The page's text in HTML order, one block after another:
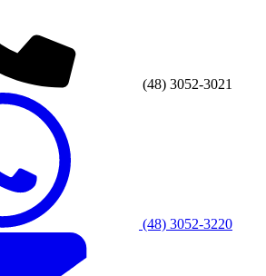
(48) 3052-3021
(48) 3052-3220